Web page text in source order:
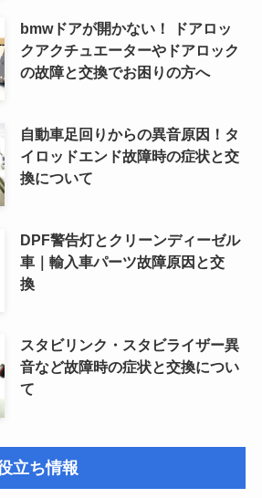
bmwドアが開かない！ ドアロッ
クアクチュエーターやドアロック
の故障と交換でお困りの方へ
自動車足回りからの異音原因！タ
イロッドエンド故障時の症状と交
換について
DPF警告灯とクリーンディーゼル
車｜輸入車パーツ故障原因と交
換
スタビリンク・スタビライザー異
音など故障時の症状と交換につい
て
立ち情報